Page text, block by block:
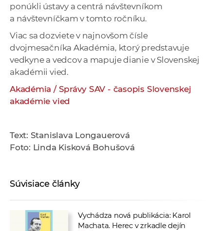
ponúkli ústavy a centrá návštevníkom
a návštevníčkam v tomto ročníku.
Viac sa dozviete v najnovšom čísle
dvojmesačníka Akadémia, ktorý predstavuje
vedkyne a vedcov a mapuje dianie v Slovenskej
akadémii vied.
Akadémia / Správy SAV - časopis Slovenskej
akadémie vied
Text: Stanislava Longauerová
Foto: Linda Kisková Bohušová
Súvisiace články
Vychádza nová publikácia: Karol
Machata. Herec v zrkadle dejín